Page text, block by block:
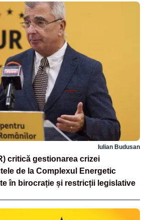
Iulian Budusan
critică gestionarea crizei
de la Complexul Energetic
în birocrație și restricții legislative